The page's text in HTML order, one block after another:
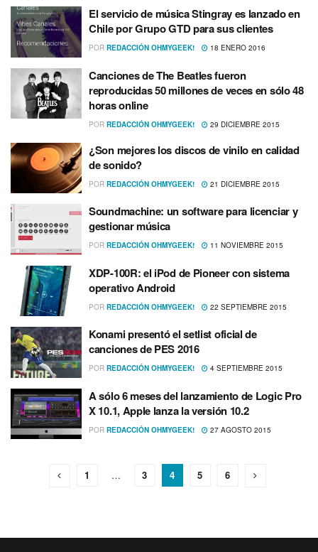
El servicio de música Stingray es lanzado en
Chile por Grupo GTD para sus clientes
POR REDACCIÓN OHMYGEEK! 18 ENERO 2016
Canciones de The Beatles fueron
reproducidas 50 millones de veces en sólo 48
horas online
POR REDACCIÓN OHMYGEEK! 29 DICIEMBRE 2015
¿Son mejores los discos de vinilo en calidad
de sonido?
POR REDACCIÓN OHMYGEEK! 21 DICIEMBRE 2015
Soundmachine: un software para licenciar y
gestionar música
POR REDACCIÓN OHMYGEEK! 11 NOVIEMBRE 2015
XDP-100R: el iPod de Pioneer con sistema
operativo Android
POR REDACCIÓN OHMYGEEK! 22 SEPTIEMBRE 2015
Konami presentó el setlist oficial de
canciones de PES 2016
POR REDACCIÓN OHMYGEEK! 4 SEPTIEMBRE 2015
A sólo 6 meses del lanzamiento de Logic Pro
X 10.1, Apple lanza la versión 10.2
POR REDACCIÓN OHMYGEEK! 27 AGOSTO 2015
1 … 3 4 5 6